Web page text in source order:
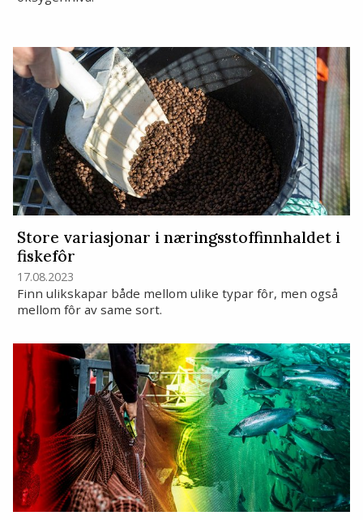
Store variasjonar i næringsstoffinnhaldet i
fiskefôr
17.08.2023
Finn ulikskapar både mellom ulike typar fôr, men også
mellom fôr av same sort.